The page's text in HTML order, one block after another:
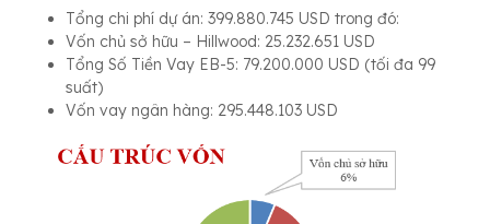
Tổng chi phí dự án: 399.880.745 USD trong đó:
Vốn chủ sở hữu – Hillwood: 25.232.651 USD
Tổng Số Tiền Vay EB-5: 79.200.000 USD (tối đa 99
suất)
Vốn vay ngân hàng: 295.448.103 USD